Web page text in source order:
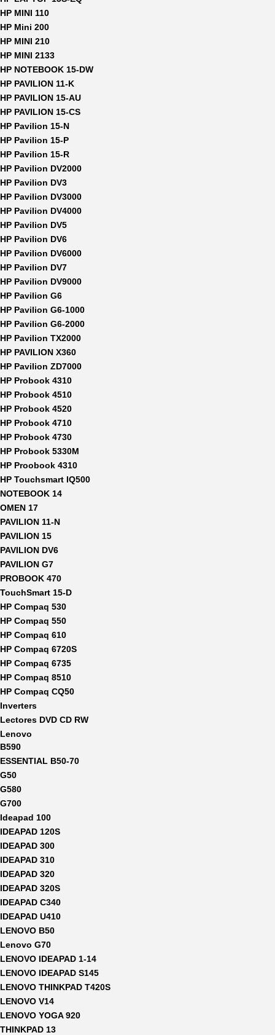
HP MINI 110
HP Mini 200
HP MINI 210
HP MINI 2133
HP NOTEBOOK 15-DW
HP PAVILION 11-K
HP PAVILION 15-AU
HP PAVILION 15-CS
HP Pavilion 15-N
HP Pavilion 15-P
HP Pavilion 15-R
HP Pavilion DV2000
HP Pavilion DV3
HP Pavilion DV3000
HP Pavilion DV4000
HP Pavilion DV5
HP Pavilion DV6
HP Pavilion DV6000
HP Pavilion DV7
HP Pavilion DV9000
HP Pavilion G6
HP Pavilion G6-1000
HP Pavilion G6-2000
HP Pavilion TX2000
HP PAVILION X360
HP Pavilion ZD7000
HP Probook 4310
HP Probook 4510
HP Probook 4520
HP Probook 4710
HP Probook 4730
HP Probook 5330M
HP Proobook 4310
HP Touchsmart IQ500
NOTEBOOK 14
OMEN 17
PAVILION 11-N
PAVILION 15
PAVILION DV6
PAVILION G7
PROBOOK 470
TouchSmart 15-D
HP Compaq 530
HP Compaq 550
HP Compaq 610
HP Compaq 6720S
HP Compaq 6735
HP Compaq 8510
HP Compaq CQ50
Inverters
Lectores DVD CD RW
Lenovo
B590
ESSENTIAL B50-70
G50
G580
G700
Ideapad 100
IDEAPAD 120S
IDEAPAD 300
IDEAPAD 310
IDEAPAD 320
IDEAPAD 320S
IDEAPAD C340
IDEAPAD U410
LENOVO B50
Lenovo G70
LENOVO IDEAPAD 1-14
LENOVO IDEAPAD S145
LENOVO THINKPAD T420S
LENOVO V14
LENOVO YOGA 920
THINKPAD 13